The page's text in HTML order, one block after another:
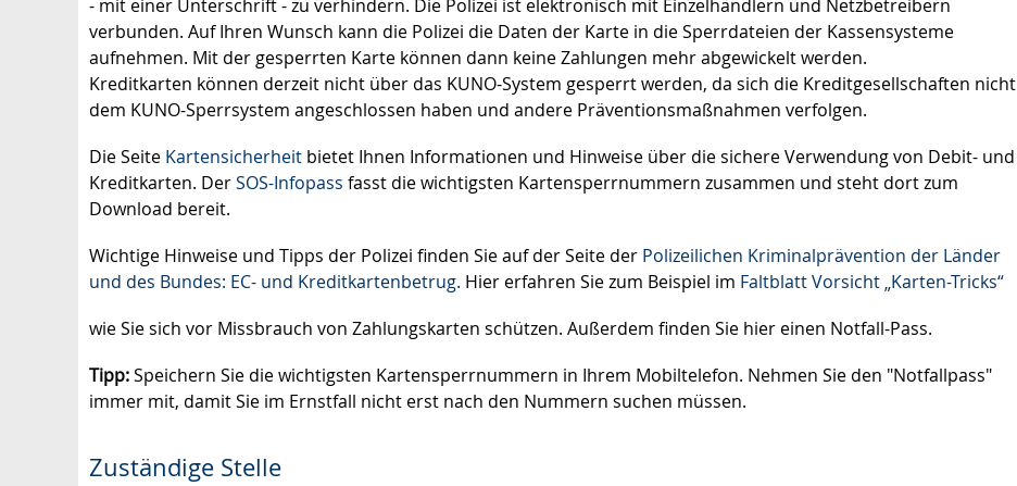
- mit einer Unterschrift - zu verhindern. Die Polizei ist elektronisch mit Einzelhändlern und Netzbetreibern
verbunden. Auf Ihren Wunsch kann die Polizei die Daten der Karte in die Sperrdateien der Kassensysteme
aufnehmen. Mit der gesperrten Karte können dann keine Zahlungen mehr abgewickelt werden.
Kreditkarten können derzeit nicht über das KUNO-System gesperrt werden, da sich die Kreditgesellschaften nicht
dem KUNO-Sperrsystem angeschlossen haben und andere Präventionsmaßnahmen verfolgen.
Die Seite Kartensicherheit bietet Ihnen Informationen und Hinweise über die sichere Verwendung von Debit- und
Kreditkarten. DerSOS-Infopass fasst die wichtigsten Kartensperrnummern zusammen und steht dort zum
Download bereit.
Wichtige Hinweise und Tipps der Polizei finden Sie auf der Seite der Polizeilichen Kriminalprävention der Länder
und des Bundes: EC- und Kreditkartenbetrug. Hier erfahren Sie zum Beispiel im Faltblatt Vorsicht „Karten-Tricks“
wie Sie sich vor Missbrauch von Zahlungskarten schützen. Außerdem finden Sie hier einen Notfall-Pass.
Tipp:Speichern Sie die wichtigsten Kartensperrnummern in Ihrem Mobiltelefon. Nehmen Sie den "Notfallpass"
immer mit, damit Sie im Ernstfall nicht erst nach den Nummern suchen müssen.
Zuständige Stelle